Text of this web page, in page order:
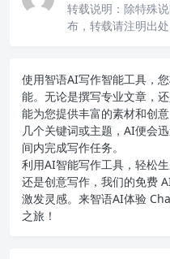
转载说明： 除特殊
布，转载请注明出处
使用智语AI写作智能工具，
能。无论是撰写专业文章，
能为您提供丰富的素材和创
几个关键词或主题，AI便会
间内完成写作任务。
利用AI智能写作工具，轻松
还是创意写作，我们的免费
激发灵感。来智语AI体验
之旅！